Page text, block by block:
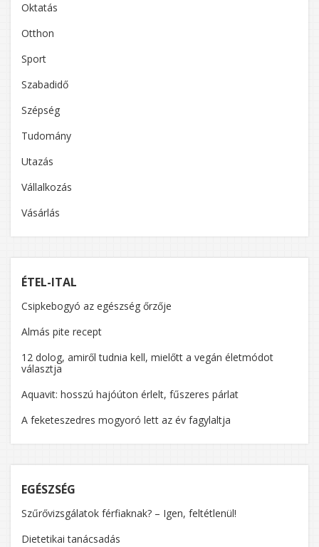
Oktatás
Otthon
Sport
Szabadidő
Szépség
Tudomány
Utazás
Vállalkozás
Vásárlás
ÉTEL-ITAL
Csipkebogyó az egészség őrzője
Almás pite recept
12 dolog, amiről tudnia kell, mielőtt a vegán életmódot
választja
Aquavit: hosszú hajóúton érlelt, fűszeres párlat
A feketeszedres mogyoró lett az év fagylaltja
EGÉSZSÉG
Szűrővizsgálatok férfiaknak? – Igen, feltétlenül!
Dietetikai tanácsadás